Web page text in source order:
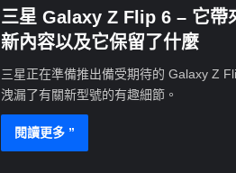
三星 Galaxy Z Flip 6 – 它帶
新內容以及它保留了什麼
三星正在準備推出備受期待的 Galaxy Z
洩漏了有關新型號的有趣細節。
閱讀更多 ”